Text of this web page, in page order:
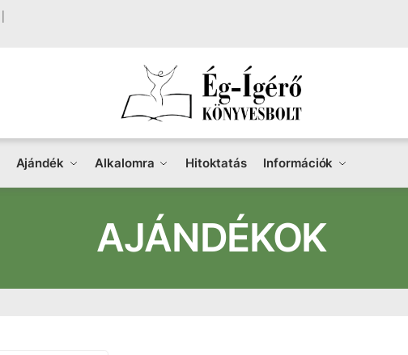
|
Ajándék Alkalomra Hitoktatás Információk
AJÁNDÉKOK